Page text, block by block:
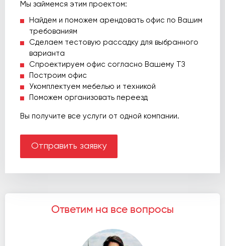
Мы займемся этим проектом:
Найдем и поможем арендовать офис по Вашим
требованиям
Сделаем тестовую рассадку для выбранного
варианта
Спроектируем офис согласно Вашему ТЗ
Построим офис
Укомплектуем мебелью и техникой
Поможем организовать переезд
Вы получите все услуги от одной компании.
Отправить заявку
Ответим на все вопросы